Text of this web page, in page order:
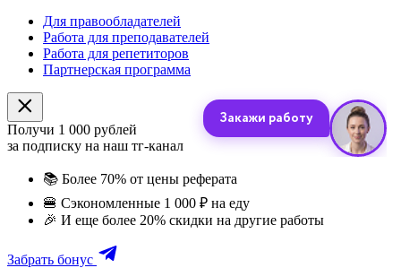
Для правообладателей
Работа для преподавателей
Работа для репетиторов
Партнерская программа
Получи 1 000 рублей
за подписку на наш тг-канал
📚 Более 70% от цены реферата
🍔 Сэкономленные 1 000 ₽ на еду
🎉 И еще более 20% скидки на другие работы
Забрать бонус